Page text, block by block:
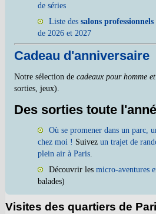
de séries
Liste des salons
de 2026 et 2027
Cadeau d'anniversaire
Notre sélection de cadeaux pour homme et
sorties, jeux).
Des sorties toute
Où se promener dans un parc,
chez moi ! Suivez un trajet de
plein air à Paris.
Découvrir les micro-aventures
balades)
Visites des quartiers de